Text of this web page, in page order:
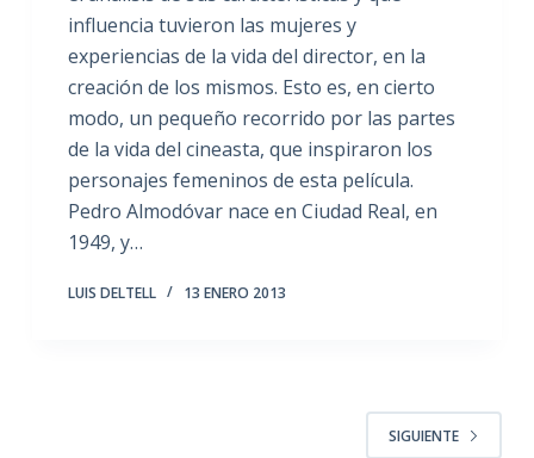
influencia tuvieron las mujeres y
experiencias de la vida del director, en la
creación de los mismos. Esto es, en cierto
modo, un pequeño recorrido por las partes
de la vida del cineasta, que inspiraron los
personajes femeninos de esta película.
Pedro Almodóvar nace en Ciudad Real, en
1949, y…
LUIS DELTELL 13 ENERO 2013
SIGUIENTE